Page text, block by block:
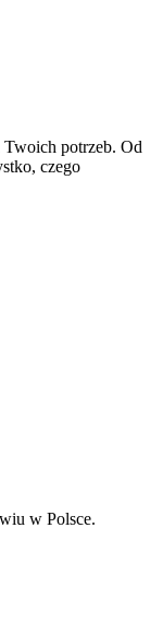
Twoich potrzeb. Od
czego
w Polsce.